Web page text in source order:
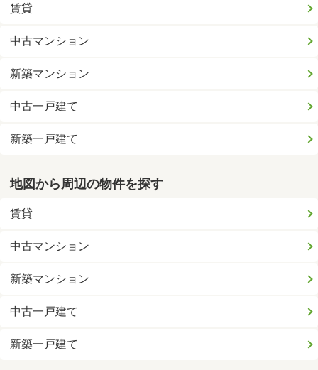
賃貸
中古マンション
新築マンション
中古一戸建て
新築一戸建て
地図から周辺の物件を探す
賃貸
中古マンション
新築マンション
中古一戸建て
新築一戸建て